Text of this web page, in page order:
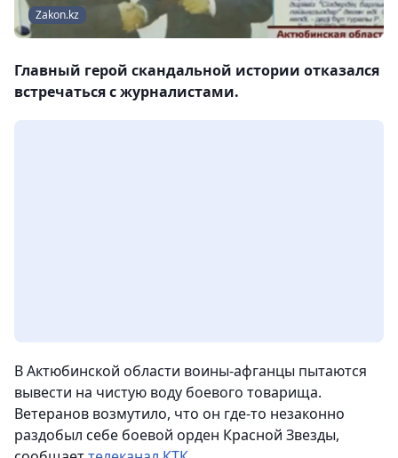
Zakon.kz
Главный герой скандальной истории отказался
встречаться с журналистами.
В Актюбинской области воины-афганцы пытаются
вывести на чистую воду боевого товарища.
Ветеранов возмутило, что он где-то незаконно
раздобыл себе боевой орден Красной Звезды,